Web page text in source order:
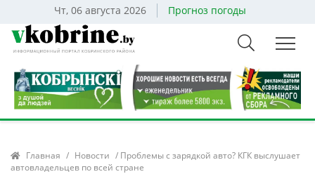
Чт, 06 августа 2026 Прогноз погоды
Главная / Новости / Проблемы с зарядкой авто? КГК выслушает
автовладельцев по всей стране